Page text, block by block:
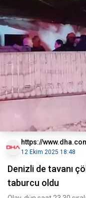
https://
12 Ekim 2025 18:48
Denizli de tavanı
taburcu oldu